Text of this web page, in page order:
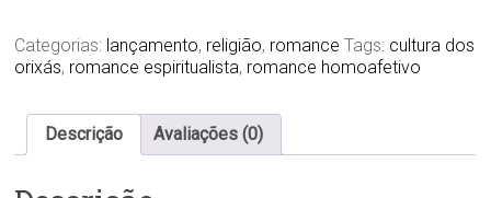
Categorias: lançamento, religião, romance Tags: cultura dos
orixás, romance espiritualista, romance homoafetivo
Descrição Avaliações (0)